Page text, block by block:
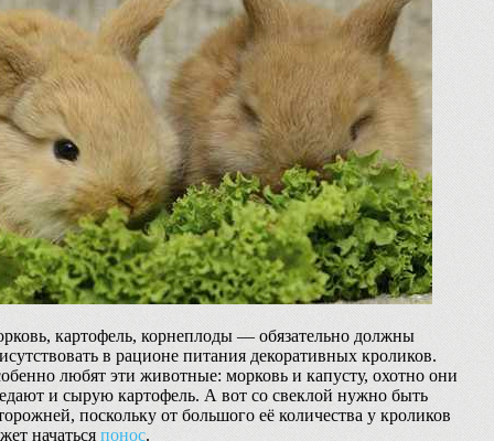
картофель, корнеплоды — обязательно должны
в рационе питания декоративных кроликов.
любят эти животные: морковь и капусту, охотно они
и сырую картофель. А вот со свеклой нужно быть
поскольку от большого её количества у кроликов
начаться понос.